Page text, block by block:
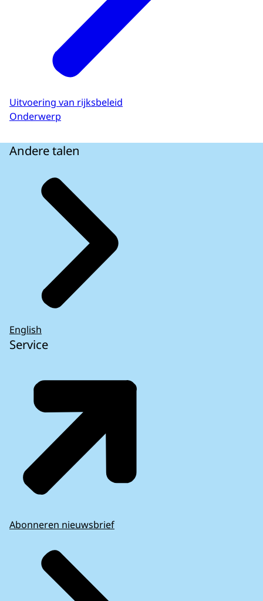
Uitvoering van rijksbeleid
Onderwerp
Andere talen
English
Service
Abonneren nieuwsbrief